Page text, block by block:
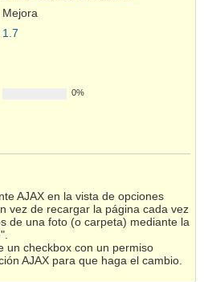
Mejora
1.7
0%
AJAX en la vista de opciones
vez de recargar la página cada vez
de una foto (o carpeta) mediante la
un checkbox con un permiso
AJAX para que haga el cambio.